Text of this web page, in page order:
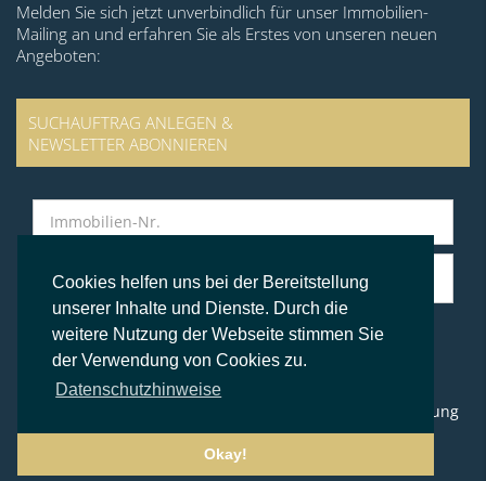
Cookies helfen uns bei der Bereitstellung
unserer Inhalte und Dienste. Durch die
weitere Nutzung der Webseite stimmen Sie
der Verwendung von Cookies zu.
Datenschutzhinweise
Okay!
Melden Sie sich jetzt unverbindlich für unser Immobilien-
Mailing an und erfahren Sie als Erstes von unseren neuen
Angeboten:
SUCHAUFTRAG ANLEGEN &
NEWSLETTER ABONNIEREN
© BS Immobilien Kontor
Widerrufsbelehrung
Folgen Sie uns